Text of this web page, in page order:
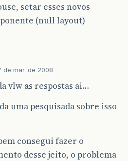
setar esses novos
(null layout)
de mar. de 2008
vlw as respostas ai…
uma pesquisada sobre isso
consegui fazer o
desse jeito, o problema